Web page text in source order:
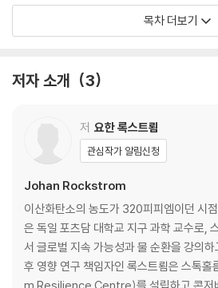
의 세계를 길들여라 271 / 16장 지구 위험
장 지구 회복을 위한 정치와 정책 315 / 18장
기 390 / 도판 저작권 398
목차 더보기
저자 소개 3
저 요한 록스트룀
관심작가 알림신청
Johan Rockstrom
이산화탄소의 농도가 320피피엠이던 시
은 독일 포츠담 대학교 지구 과학 교수로,
서 글로벌 지속 가능성과 물 순환을 강의
후 영향 연구 책임자인 록스트룀은 스톡